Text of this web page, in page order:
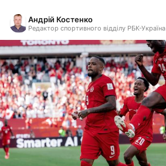
Андрій Костенко
Редактор спортивного відділу РБК-Україна